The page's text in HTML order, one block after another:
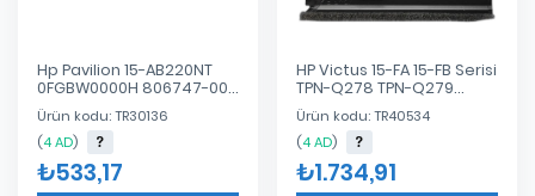
Hp Pavilion 15-AB220NT
0FGBW0000H 806747-001
812109-001 Notebook Cpu
Fan
Ürün kodu: TR30136
(4 AD)
₺533,17
HP Victus 15-FA 15-FB Serisi
TPN-Q278 TPN-Q279
N13304-001, N13306-001,
N17903-001, N17902-001
DFS5K22B056737 FPJY,
ND85C26-21J19 Notebook
Cpu Fan
Ürün kodu: TR40534
(4 AD)
₺1.734,91